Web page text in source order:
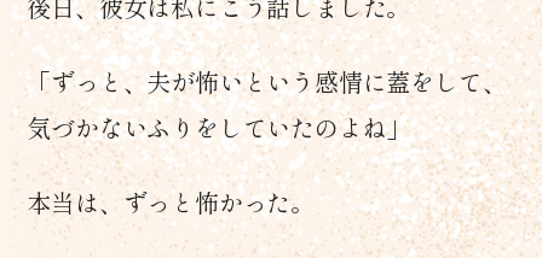
「ずっと、夫が怖いという感情に蓋をして、
気づかないふりをしていたのよね」
本当は、ずっと怖かった。